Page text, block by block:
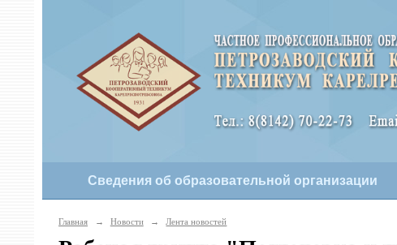
Сведения об образовательной организации
Главная → Новости → Лента новостей